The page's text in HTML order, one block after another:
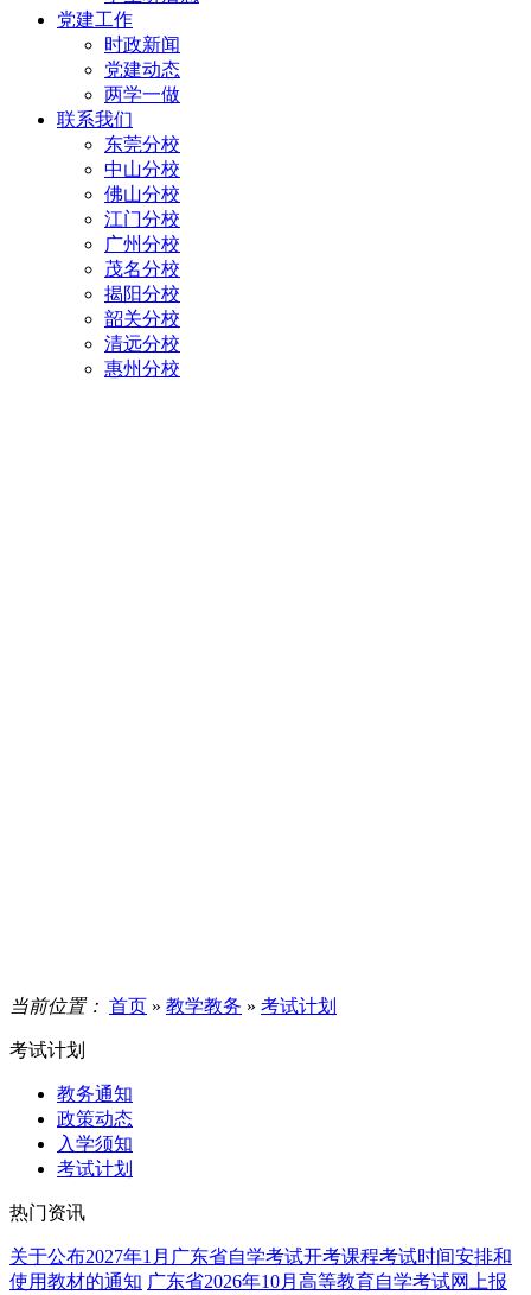
党建工作
时政新闻
党建动态
两学一做
联系我们
东莞分校
中山分校
佛山分校
江门分校
广州分校
茂名分校
揭阳分校
韶关分校
清远分校
惠州分校
当前位置： 首页 » 教学教务 » 考试计划
考试计划
教务通知
政策动态
入学须知
考试计划
热门资讯
关于公布2027年1月广东省自学考试开考课程考试时间安排和
使用教材的通知 广东省2026年10月高等教育自学考试网上报